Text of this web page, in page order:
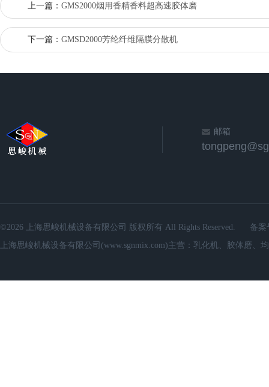
上一篇： GMS2000烟用香精香料超高速胶体磨
下一篇： GMSD2000芳纶纤维隔膜分散机
邮箱
©2026 上海思峻机械设备有限公司 版权所有 All Rights Reserved.
备案
上海思峻机械设备有限公司(www.sgnmix.com)主营：乳化机、胶体磨